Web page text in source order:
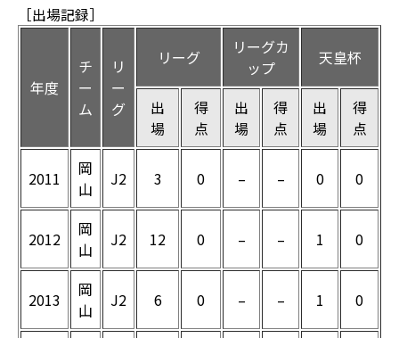
［出場記録］
年度
チ
ー
ム
リ
ー
グ
リーグ
リーグカ
ップ
天皇杯
出
場
得
点
出
場
得
点
出
場
得
点
2011
岡
山
J2 3 0 – – 0 0
2012
岡
山
J2 12 0 – – 1 0
2013
岡
山
J2 6 0 – – 1 0